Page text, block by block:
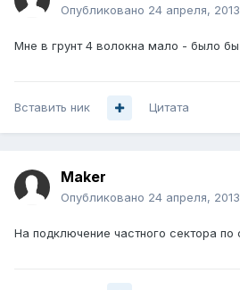
Опубликовано 24 апреля, 2013
Мне в грунт 4 волокна мало - было
Вставить ник Цитата
Maker
Опубликовано 24 апреля, 2013
На подключение частного сектора по